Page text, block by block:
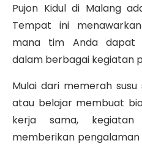
Pujon Kidul di Malang
Tempat ini
mana tim Anda dapat
dalam berbagai kegiatan
Mulai dari memerah
atau belajar membuat
kerja sama,
memberikan